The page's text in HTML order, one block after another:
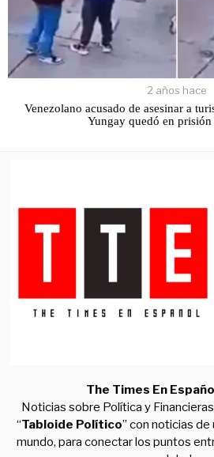
2 años hace
Venezolano acusado de asesinar a
Yungay quedó en
The Times En
Noticias sobre Política y
“Tabloide Político” con noticias
mundo, para conectar los puntos